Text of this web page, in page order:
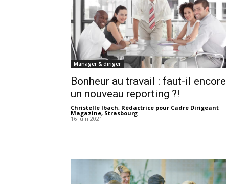
Manager & diriger
Bonheur au travail : faut-il encore
un nouveau reporting ?!
Christelle Ibach, Rédactrice pour Cadre Dirigeant
Magazine, Strasbourg -
16 juin 2021